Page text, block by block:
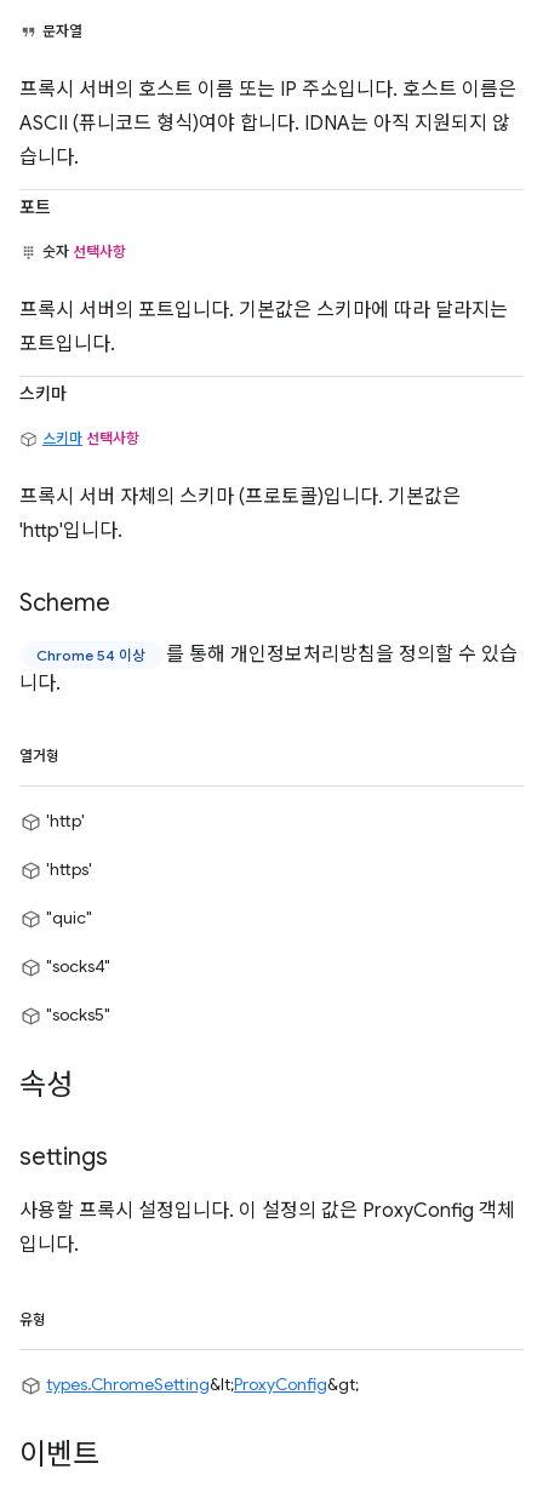
문자열
프록시 서버의 호스트 이름 또는 IP 주소입니다. 호스트 이름은
ASCII (퓨니코드 형식)여야 합니다. IDNA는 아직 지원되지 않
습니다.
포트
숫자 선택사항
프록시 서버의 포트입니다. 기본값은 스키마에 따라 달라지는
포트입니다.
스키마
스키마 선택사항
프록시 서버 자체의 스키마 (프로토콜)입니다. 기본값은
'http'입니다.
Scheme
Chrome 54 이상
를 통해 개인정보처리방침을 정의할 수 있습
니다.
열거형
'http'
'https'
"quic"
"socks4"
"socks5"
속성
settings
사용할 프록시 설정입니다. 이 설정의 값은 ProxyConfig 객체
입니다.
유형
types.ChromeSetting&lt;ProxyConfig&gt;
이벤트